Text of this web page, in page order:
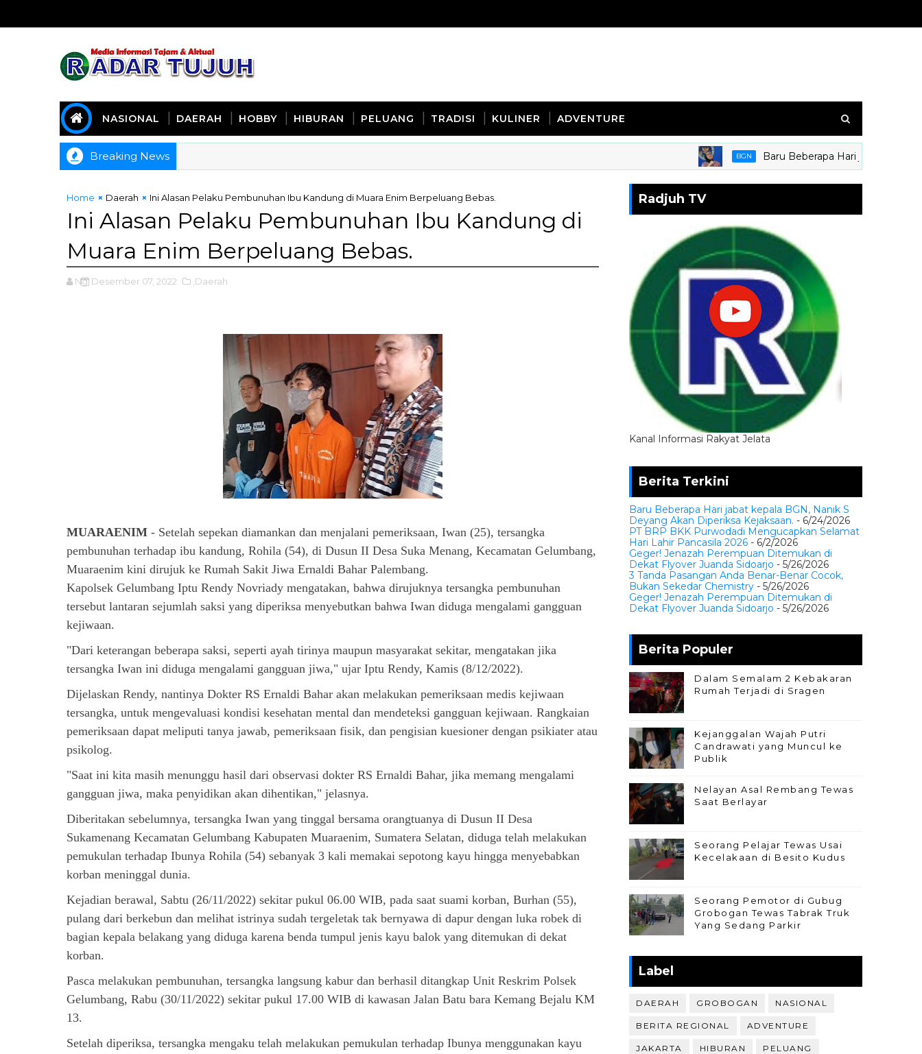
NASIONAL DAERAH HOBBY HIBURAN PELUANG TRADISI KULINER ADVENTURE
Breaking News BGN Baru Beberapa Hari jabat kepala
Home Daerah Ini Alasan Pelaku Pembunuhan Ibu Kandung di Muara Enim Berpeluang Bebas.
Ini Alasan Pelaku Pembunuhan Ibu Kandung di
Muara Enim Berpeluang Bebas.
Ng Desember 07, 2022 ,Daerah
MUARAENIM - Setelah sepekan diamankan dan menjalani pemeriksaan, Iwan (25), tersangka
pembunuhan terhadap ibu kandung, Rohila (54), di Dusun II Desa Suka Menang, Kecamatan Gelumbang,
Muaraenim kini dirujuk ke Rumah Sakit Jiwa Ernaldi Bahar Palembang.
Kapolsek Gelumbang Iptu Rendy Novriady mengatakan, bahwa dirujuknya tersangka pembunuhan
tersebut lantaran sejumlah saksi yang diperiksa menyebutkan bahwa Iwan diduga mengalami gangguan
kejiwaan.
"Dari keterangan beberapa saksi, seperti ayah tirinya maupun masyarakat sekitar, mengatakan jika
tersangka Iwan ini diduga mengalami gangguan jiwa," ujar Iptu Rendy, Kamis (8/12/2022).
Dijelaskan Rendy, nantinya Dokter RS Ernaldi Bahar akan melakukan pemeriksaan medis kejiwaan
tersangka, untuk mengevaluasi kondisi kesehatan mental dan mendeteksi gangguan kejiwaan. Rangkaian
pemeriksaan dapat meliputi tanya jawab, pemeriksaan fisik, dan pengisian kuesioner dengan psikiater atau
psikolog.
"Saat ini kita masih menunggu hasil dari observasi dokter RS Ernaldi Bahar, jika memang mengalami
gangguan jiwa, maka penyidikan akan dihentikan," jelasnya.
Diberitakan sebelumnya, tersangka Iwan yang tinggal bersama orangtuanya di Dusun II Desa
Sukamenang Kecamatan Gelumbang Kabupaten Muaraenim, Sumatera Selatan, diduga telah melakukan
pemukulan terhadap Ibunya Rohila (54) sebanyak 3 kali memakai sepotong kayu hingga menyebabkan
korban meninggal dunia.
Kejadian berawal, Sabtu (26/11/2022) sekitar pukul 06.00 WIB, pada saat suami korban, Burhan (55),
pulang dari berkebun dan melihat istrinya sudah tergeletak tak bernyawa di dapur dengan luka robek di
bagian kepala belakang yang diduga karena benda tumpul jenis kayu balok yang ditemukan di dekat
korban.
Pasca melakukan pembunuhan, tersangka langsung kabur dan berhasil ditangkap Unit Reskrim Polsek
Gelumbang, Rabu (30/11/2022) sekitar pukul 17.00 WIB di kawasan Jalan Batu bara Kemang Bejalu KM
13.
Setelah diperiksa, tersangka mengaku telah melakukan pemukulan terhadap Ibunya menggunakan kayu
Radjuh TV
Kanal Informasi Rakyat Jelata
Berita Terkini
Baru Beberapa Hari jabat kepala BGN, Nanik S
Deyang Akan Diperiksa Kejaksaan. - 6/24/2026
PT BRP BKK Purwodadi Mengucapkan Selamat
Hari Lahir Pancasila 2026 - 6/2/2026
Geger! Jenazah Perempuan Ditemukan di
Dekat Flyover Juanda Sidoarjo - 5/26/2026
3 Tanda Pasangan Anda Benar-Benar Cocok,
Bukan Sekedar Chemistry - 5/26/2026
Geger! Jenazah Perempuan Ditemukan di
Dekat Flyover Juanda Sidoarjo - 5/26/2026
Berita Populer
Dalam Semalam 2 Kebakaran
Rumah Terjadi di Sragen
Kejanggalan Wajah Putri
Candrawati yang Muncul ke
Publik
Nelayan Asal Rembang Tewas
Saat Berlayar
Seorang Pelajar Tewas Usai
Kecelakaan di Besito Kudus
Seorang Pemotor di Gubug
Grobogan Tewas Tabrak Truk
Yang Sedang Parkir
Label
DAERAH GROBOGAN NASIONAL
BERITA REGIONAL ADVENTURE
JAKARTA HIBURAN PELUANG